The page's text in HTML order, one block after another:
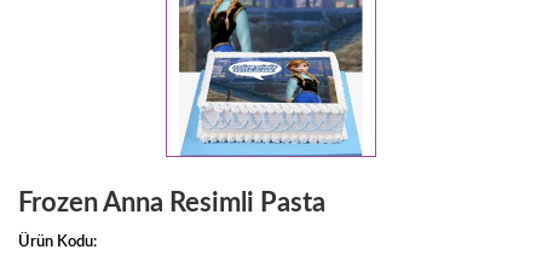
Frozen Anna Resimli Pasta
Ürün Kodu: